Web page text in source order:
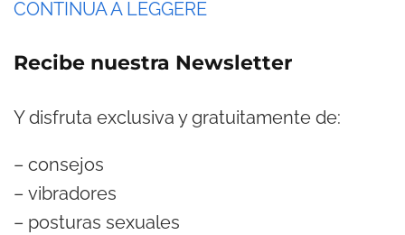
CONTINUA A LEGGERE
Recibe nuestra Newsletter
Y disfruta exclusiva y gratuitamente de:
– consejos
– vibradores
– posturas sexuales